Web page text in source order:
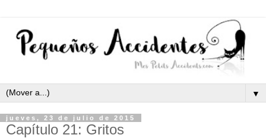
▼
jueves, 23 de julio de 2015
Capítulo 21: Gritos